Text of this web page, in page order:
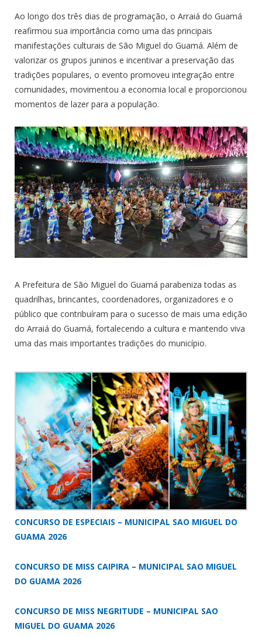
Ao longo dos três dias de programação, o Arraiá do Guamá
reafirmou sua importância como uma das principais
manifestações culturais de São Miguel do Guamá. Além de
valorizar os grupos juninos e incentivar a preservação das
tradições populares, o evento promoveu integração entre
comunidades, movimentou a economia local e proporcionou
momentos de lazer para a população.
A Prefeitura de São Miguel do Guamá parabeniza todas as
quadrilhas, brincantes, coordenadores, organizadores e o
público que contribuíram para o sucesso de mais uma edição
do Arraiá do Guamá, fortalecendo a cultura e mantendo viva
uma das mais importantes tradições do município.
CONCURSO DE ESPECIAIS – MUNICIPAL SAO MIGUEL DO
GUAMA 2026
CONCURSO DE MISS CAIPIRA – MUNICIPAL SAO MIGUEL
DO GUAMA 2026
CONCURSO DE MISS NEGRITUDE – MUNICIPAL SAO
MIGUEL DO GUAMA 2026